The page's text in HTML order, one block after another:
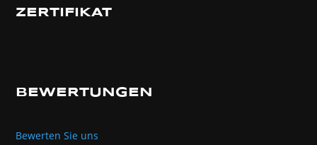
ZERTIFIKAT
BEWERTUNGEN
Bewerten Sie uns